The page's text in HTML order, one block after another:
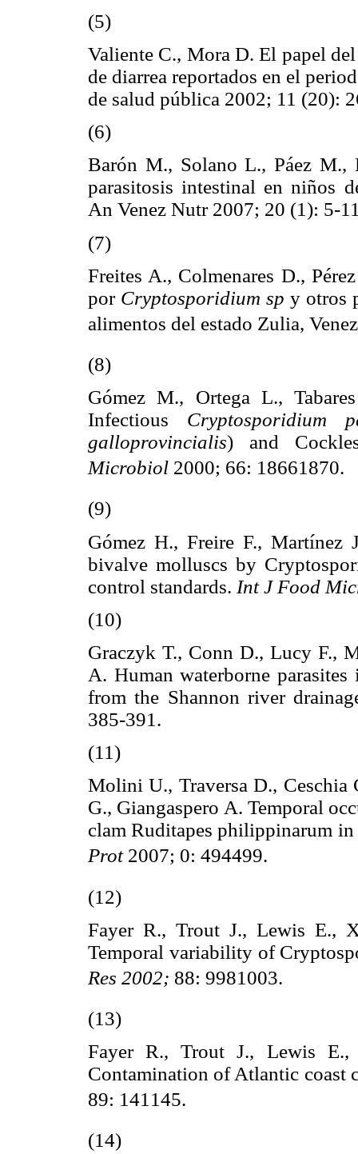
(5)
Valiente C., Mora D. El papel
de diarrea reportados en el
de salud pública 2002; 11 (20):
(6)
Barón M., Solano L., Páez
parasitosis intestinal en niños
An Venez Nutr 2007; 20 (1): 5-
(7)
Freites A., Colmenares D.,
porCryptosporidium sp y otros
alimentos del estado Zulia,
(8)
Gómez M., Ortega L.,
Infectious Cryptosporidium
galloprovincialis) and
Microbiol 2000; 66: 18661870.
(9)
Gómez H., Freire F., Martínez
bivalve molluscs by
control standards. Int J Food
(10)
Graczyk T., Conn D., Lucy F.,
A. Human waterborne
from the Shannon river
385-391.
(11)
Molini U., Traversa D.,
G., Giangaspero A. Temporal
clam Ruditapes philippinarum
Prot2007; 0: 494499.
(12)
Fayer R., Trout J., Lewis E.,
Temporal variability of
Res 2002; 88: 9981003.
(13)
Fayer R., Trout J., Lewis
Contamination of Atlantic coast
89: 141145.
(14)